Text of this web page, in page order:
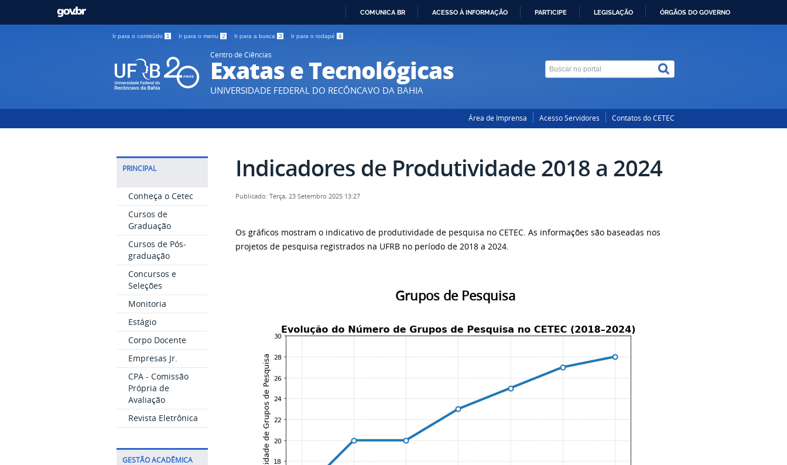
CONTEÚDO
COMUNICA BR ACESSO À INFORMAÇÃO PARTICIPE LEGISLAÇÃO ÓRGÃOS DO GOVERNO
Ir para o conteúdo 1 Ir para o menu 2 Ir para a busca 3 Ir para o rodapé 4
Centro de Ciências
Exatas e Tecnológicas
UNIVERSIDADE FEDERAL DO RECÔNCAVO DA BAHIA
Área de Imprensa Acesso Servidores Contatos do CETEC
PRINCIPAL
Conheça o Cetec
Cursos de
Graduação
Cursos de Pós-
graduação
Concursos e
Seleções
Monitoria
Estágio
Corpo Docente
Empresas Jr.
CPA - Comissão
Própria de
Avaliação
Revista Eletrônica
GESTÃO ACADÊMICA
Indicadores de Produtividade 2018 a 2024
Publicado: Terça, 23 Setembro 2025 13:27
Os gráficos mostram o indicativo de produtividade de pesquisa no CETEC. As informações são baseadas nos
projetos de pesquisa registrados na UFRB no período de 2018 a 2024.
Grupos de Pesquisa